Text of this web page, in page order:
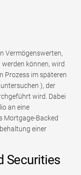
Vermögenswerten,
können, wird
Prozess im späteren
), der
wird. Dabei
an eine
Mortgage-Backed
einer
Securities